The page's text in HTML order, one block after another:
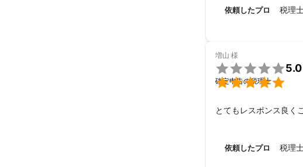
依頼したプロ 税理
増山 様


5.0
確定申告の税理士
とてもレスポンス良く
依頼したプロ 税理